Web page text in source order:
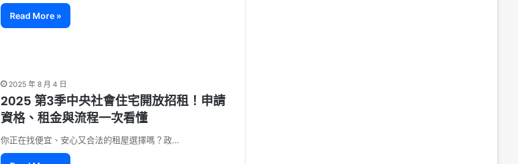
Read More »
2025 年 8 月 4 日
2025 第3季中央社會住宅開放招租！申請
資格、租金與流程一次看懂
你正在找便宜、安心又合法的租屋選擇嗎？政…